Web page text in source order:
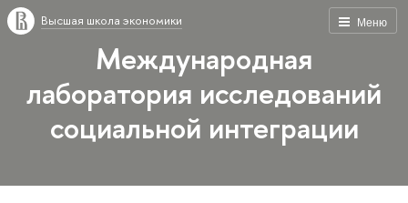
Меню
Высшая школа экономики
Международная
лаборатория исследований
социальной интеграции